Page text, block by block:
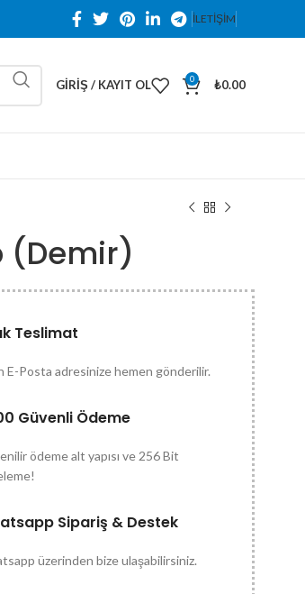
İLETİŞİM
GIRIŞ / KAYIT OL 0 ₺0.00
(Demir)
Teslimat
E-Posta adresinize hemen gönderilir.
Güvenli Ödeme
ödeme alt yapısı ve 256 Bit
Sipariş & Destek
üzerinden bize ulaşabilirsiniz.